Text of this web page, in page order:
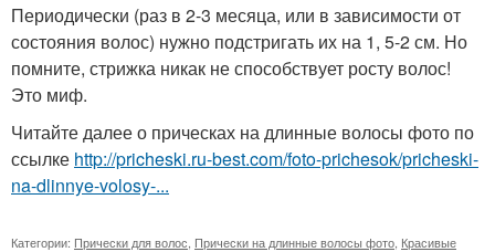
Периодически (раз в 2-3 месяца, или в зависимости от
состояния волос) нужно подстригать их на 1, 5-2 см. Но
помните, стрижка никак не способствует росту волос!
Это миф.
Читайте далее о прическах на длинные волосы фото по
ссылке http://pricheski.ru-best.com/foto-prichesok/pricheski-
na-dlinnye-volosy-...
Категории: Прически для волос Прически на длинные волосы фото Красивые